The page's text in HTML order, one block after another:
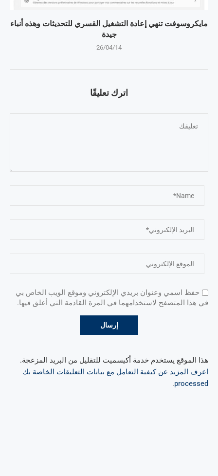
مايكروسوفت تنهي إعادة التشغيل القسري للتحديثات وهذه أنباء
جيدة
26/04/14
اترك تعليقًا
حفظ اسمي وعنوان بريدي الإلكتروني وموقع الويب الخاص بي
في هذا المتصفح لاستخدامهما في المرة القادمة التي أعلق فيها.
هذا الموقع يستخدم خدمة أكيسميت للتقليل من البريد المزعجة.
اعرف المزيد عن كيفية التعامل مع بيانات التعليقات الخاصة بك
processed
.